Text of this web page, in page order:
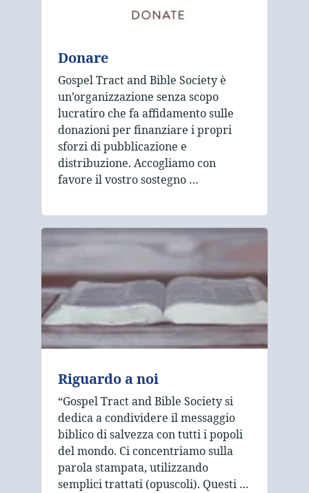
Donare
Gospel Tract and Bible Society è
un’organizzazione senza scopo
lucratiro che fa affidamento sulle
donazioni per finanziare i propri
sforzi di pubblicazione e
distribuzione. Accogliamo con
favore il vostro sostegno …
Riguardo a noi
“Gospel Tract and Bible Society si
dedica a condividere il messaggio
biblico di salvezza con tutti i popoli
del mondo. Ci concentriamo sulla
parola stampata, utilizzando
semplici trattati (opuscoli). Questi …